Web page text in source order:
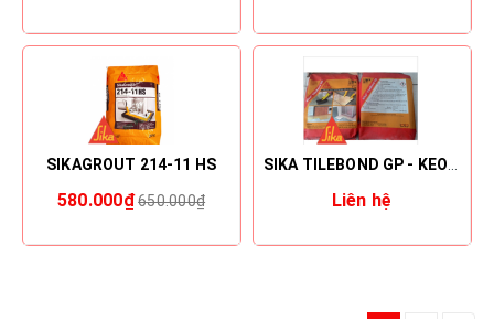
SIKAGROUT 214-11 HS
580.000₫ 650.000₫ Liên hệ